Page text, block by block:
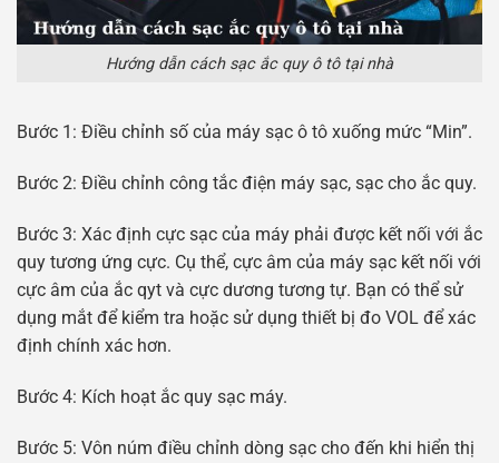
Hướng dẫn cách sạc ắc quy ô tô tại nhà
Bước 1: Điều chỉnh số của máy sạc ô tô xuống mức “Min”.
Bước 2: Điều chỉnh công tắc điện máy sạc, sạc cho ắc quy.
Bước 3: Xác định cực sạc của máy phải được kết nối với ắc
quy tương ứng cực. Cụ thể, cực âm của máy sạc kết nối với
cực âm của ắc qyt và cực dương tương tự. Bạn có thể sử
dụng mắt để kiểm tra hoặc sử dụng thiết bị đo VOL để xác
định chính xác hơn.
Bước 4: Kích hoạt ắc quy sạc máy.
Bước 5: Vôn núm điều chỉnh dòng sạc cho đến khi hiển thị